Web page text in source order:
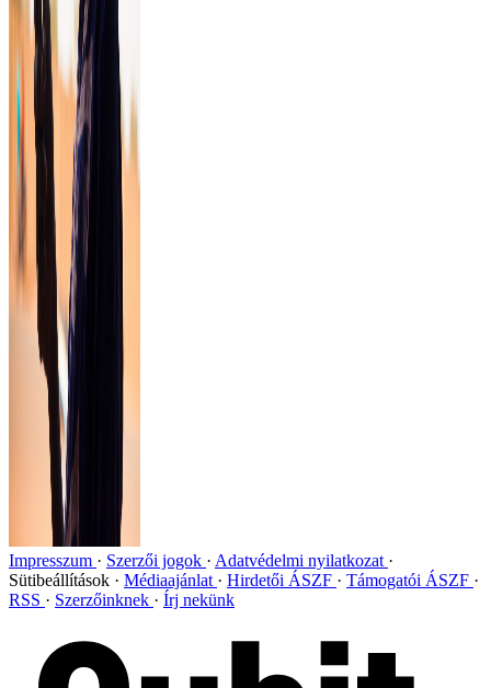
Impresszum Szerzői jogok
Adatvédelmi nyilatkozat
Sütibeállítások
Médiaajánlat Hirdetői ÁSZF
Támogatói ÁSZF
RSS
Szerzőinknek Írj nekünk